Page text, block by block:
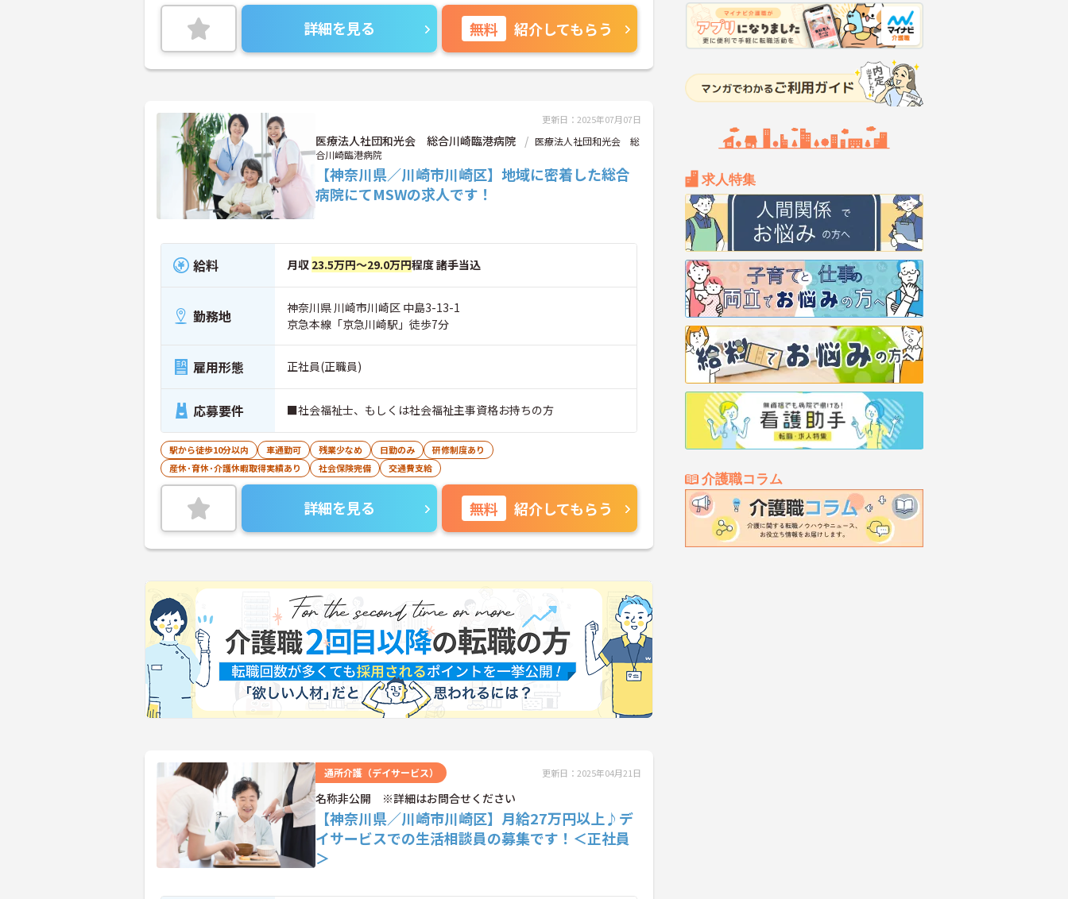
求人特集
介護職コラム
詳細を見る 無料 紹介してもらう
更新日：2025年07月07日
医療法人社団和光会 総合川崎臨港病院
医療法人社団和光会 総
合川崎臨港病院
【神奈川県／川崎市川崎区】地域に密着した総合
病院にてMSWの求人です！
給料 月収 23.5万円～29.0万円程度 諸手当込
勤務地
神奈川県 川崎市川崎区 中島3-13-1
京急本線「京急川崎駅」徒歩7分
雇用形態 正社員(正職員)
応募要件 ■社会福祉士、もしくは社会福祉主事資格お持ちの方
駅から徒歩10分以内 車通勤可 残業少なめ 日勤のみ
研修制度あり
産休･育休･介護休暇取得実績あり
社会保険完備 交通費支給
詳細を見る 無料 紹介してもらう
通所介護（デイサービス） 更新日：2025年04月21日
名称非公開 ※詳細はお問合せください
【神奈川県／川崎市川崎区】月給27万円以上♪デ
イサービスでの生活相談員の募集です！＜正社員
＞